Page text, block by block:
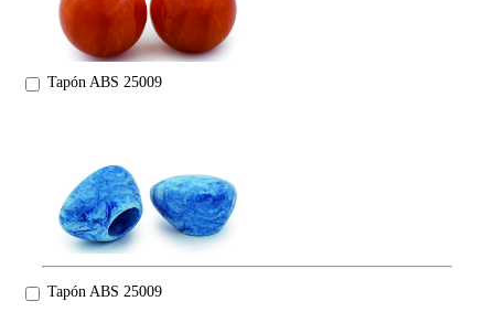
Tapón ABS 25009
Tapón ABS 25009